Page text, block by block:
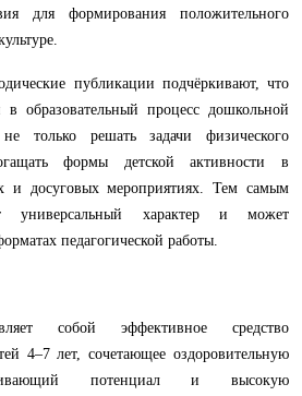
для формирования положительного
публикации подчёркивают, что
в образовательный процесс дошкольной
только решать задачи физического
формы детской активности в
и досуговых мероприятиях. Тем самым
универсальный характер и может
педагогической работы.
собой эффективное средство
4–7 лет, сочетающее оздоровительную
потенциал и высокую